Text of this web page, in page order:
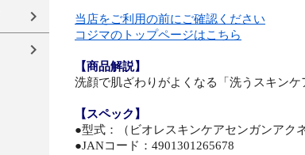
当店をご利用の前にご確認ください
コジマのトップページはこちら
【商品解説】
洗顔で肌ざわりがよくなる「洗うスキン
【スペック】
●型式：（ビオレスキンケアセンガンアク
●JANコード：4901301265678